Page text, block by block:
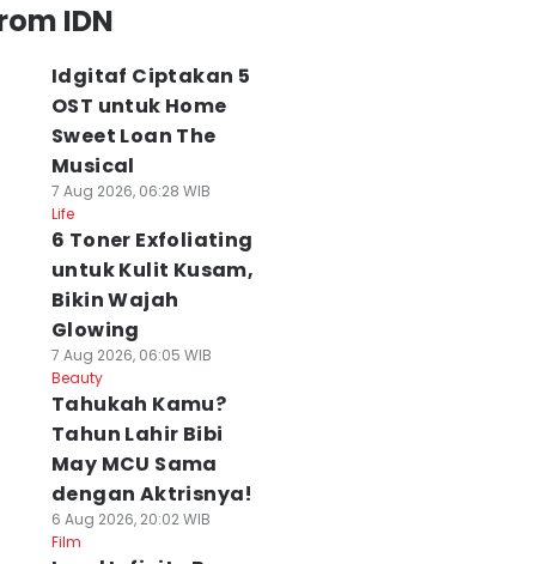
IDN
Idgitaf Ciptakan 5
OST untuk Home
Sweet Loan The
Musical
7 Aug 2026, 06:28 WIB
Life
6 Toner Exfoliating
untuk Kulit Kusam,
Bikin Wajah
Glowing
7 Aug 2026, 06:05 WIB
Beauty
Tahukah Kamu?
Tahun Lahir Bibi
May MCU Sama
dengan Aktrisnya!
6 Aug 2026, 20:02 WIB
Film